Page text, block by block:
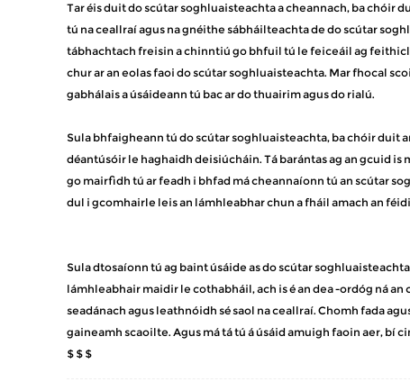
Tar éis duit do scútar soghluaisteachta a cheannach, ba chóir
tú na ceallraí agus na gnéithe sábháilteachta de do scútar
tábhachtach freisin a chinntiú go bhfuil tú le feiceáil ag
chur ar an eolas faoi do scútar soghluaisteachta. Mar fhocal
gabhálais a úsáideann tú bac ar do thuairim agus do rialú.
Sula bhfaigheann tú do scútar soghluaisteachta, ba chóir duit
déantúsóir le haghaidh deisiúcháin. Tá barántas ag an gcuid
go mairfidh tú ar feadh i bhfad má cheannaíonn tú an scútar
dul i gcomhairle leis an lámhleabhar chun a fháil amach an
Sula dtosaíonn tú ag baint úsáide as do scútar
lámhleabhair maidir le cothabháil, ach is é an dea -ordóg ná
seadánach agus leathnóidh sé saol na ceallraí. Chomh fada
gaineamh scaoilte. Agus má tá tú á úsáid amuigh faoin aer, bí
$ $ $